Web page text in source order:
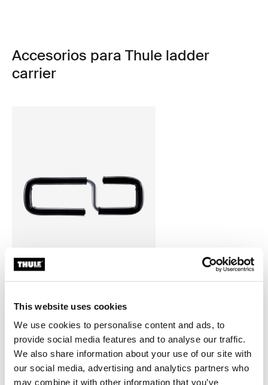
This website uses cookies
We use cookies to personalise content and ads, to
provide social media features and to analyse our traffic.
We also share information about your use of our site with
our social media, advertising and analytics partners who
may combine it with other information that you’ve
Accesorios para Thule ladder
carrier
Thule ladder adapter